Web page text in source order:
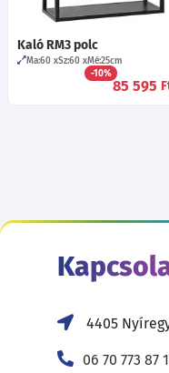
Kaló RM3 polc
Ma:60 Sz:60 Mé:25cm
-10%
85 595
4405
06 70 773 87